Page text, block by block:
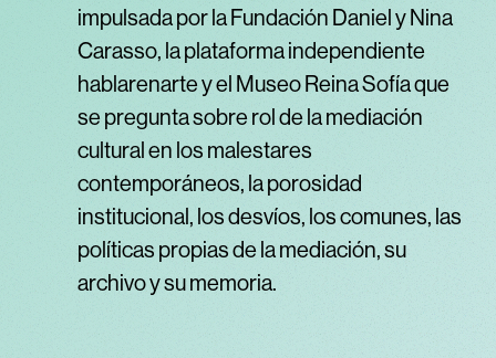
impulsada por la Fundación Daniel y Nina
Carasso, la plataforma independiente
hablarenarte y el Museo Reina Sofía que
se pregunta sobre rol de la mediación
cultural en los malestares
contemporáneos, la porosidad
institucional, los desvíos, los comunes, las
políticas propias de la mediación, su
archivo y su memoria.